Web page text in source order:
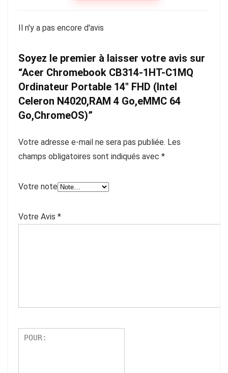
Il n'y a pas encore d'avis
Soyez le premier à laisser votre avis sur
“Acer Chromebook CB314-1HT-C1MQ
Ordinateur Portable 14″ FHD (Intel
Celeron N4020,RAM 4 Go,eMMC 64
Go,ChromeOS)”
Votre adresse e-mail ne sera pas publiée. Les
champs obligatoires sont indiqués avec *
Votre note
Votre Avis *